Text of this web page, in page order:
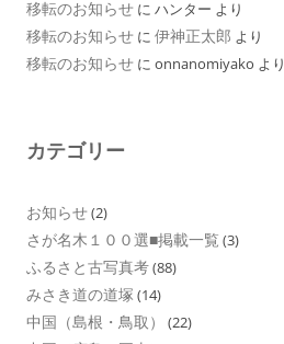
移転のお知らせ に ハンター より
移転のお知らせ に 伊神正太郎 より
移転のお知らせ に onnanomiyako より
カテゴリー
お知らせ(2)
さが名木１００選■掲載一覧 (3)
ふるさと古写真考(88)
みさき道の道塚 (14)
中国（島根・鳥取） (22)